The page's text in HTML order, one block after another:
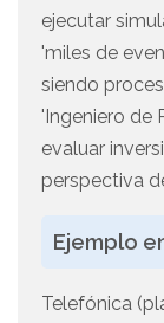
ejecutar
'miles de
siendo
'Ingeniero de
evaluar
perspectiva
Ejemplo
Telefónica